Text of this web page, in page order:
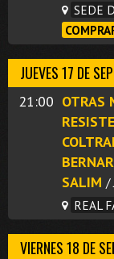
SEDE
JUEVES 17 DE
21:00 OTRAS
SALIM /
REAL
VIERNES 18 DE